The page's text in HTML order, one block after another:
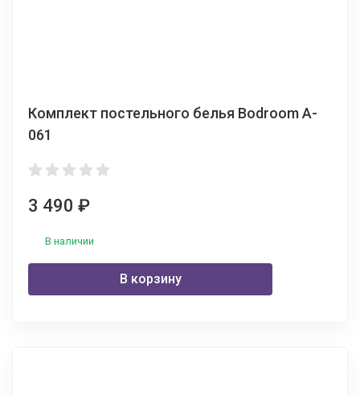
Комплект постельного белья Bodroom A-
061
3 490 ₽
В наличии
В корзину